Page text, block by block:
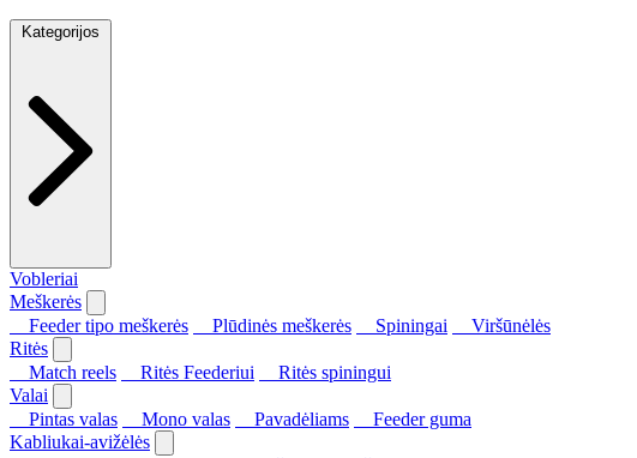
Kategorijos
Vobleriai
Meškerės
Feeder tipo meškerės
Plūdinės meškerės Spiningai
Viršūnėlės
Ritės
Match reels
Ritės Feederiui
Ritės spiningui
Valai
Pintas valas
Mono valas Pavadėliams
Feeder guma
Kabliukai-avižėlės